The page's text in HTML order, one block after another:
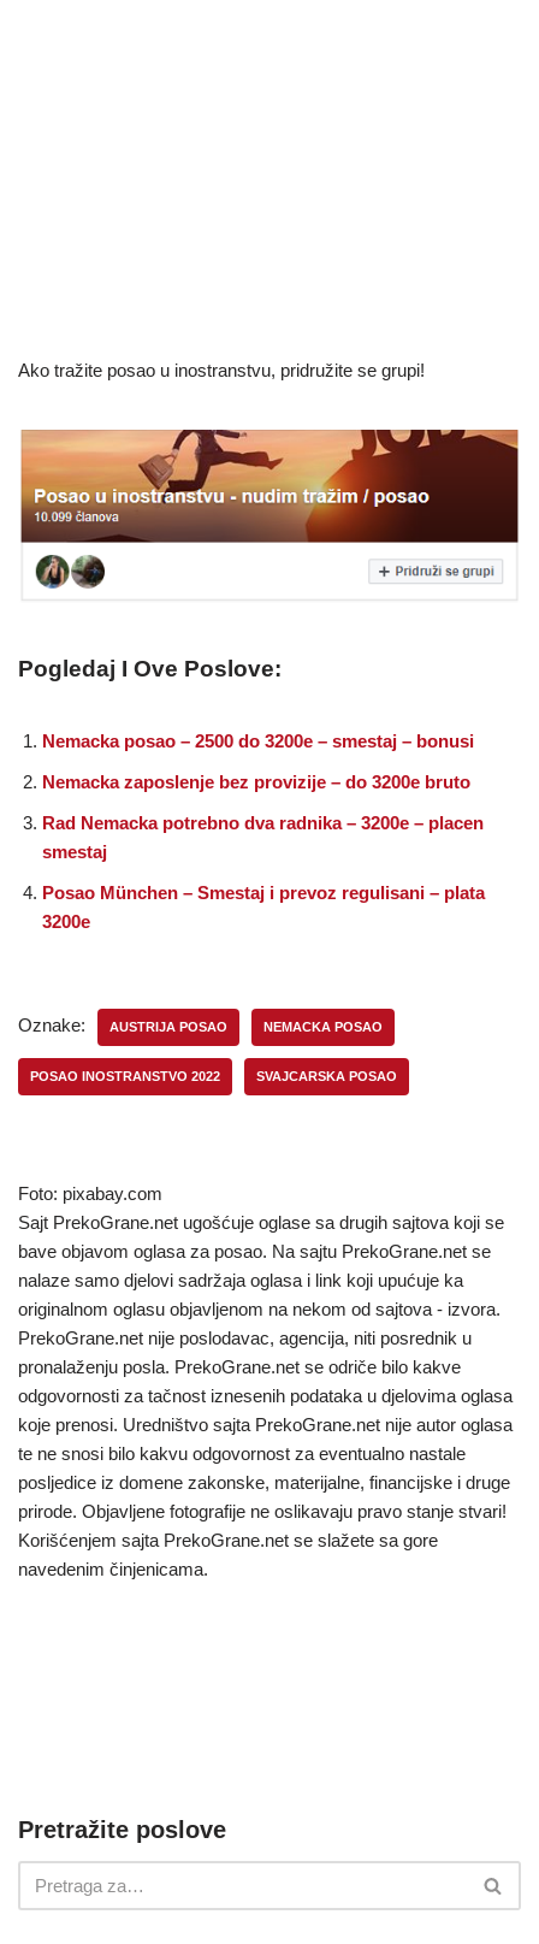
Ako tražite posao u inostranstvu, pridružite se grupi!
Pogledaj I Ove Poslove:
Nemacka posao – 2500 do 3200e – smestaj – bonusi
Nemacka zaposlenje bez provizije – do 3200e bruto
Rad Nemacka potrebno dva radnika – 3200e – placen
smestaj
Posao München – Smestaj i prevoz regulisani – plata
3200e
Oznake: AUSTRIJA POSAO NEMACKA POSAO
POSAO INOSTRANSTVO 2022 SVAJCARSKA POSAO
Foto: pixabay.com
Sajt PrekoGrane.net ugošćuje oglase sa drugih sajtova koji se
bave objavom oglasa za posao. Na sajtu PrekoGrane.net se
nalaze samo djelovi sadržaja oglasa i link koji upućuje ka
originalnom oglasu objavljenom na nekom od sajtova - izvora.
PrekoGrane.net nije poslodavac, agencija, niti posrednik u
pronalaženju posla. PrekoGrane.net se odriče bilo kakve
odgovornosti za tačnost iznesenih podataka u djelovima oglasa
koje prenosi. Uredništvo sajta PrekoGrane.net nije autor oglasa
te ne snosi bilo kakvu odgovornost za eventualno nastale
posljedice iz domene zakonske, materijalne, financijske i druge
prirode. Objavljene fotografije ne oslikavaju pravo stanje stvari!
Korišćenjem sajta PrekoGrane.net se slažete sa gore
navedenim činjenicama.
Pretražite poslove